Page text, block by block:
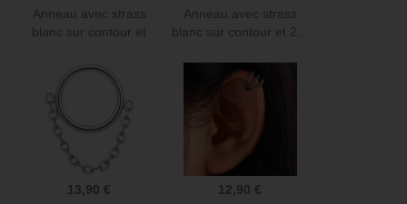
Anneau avec strass
blanc sur contour et
Anneau avec strass
blanc sur contour et 2...
13,90 €
12,90 €